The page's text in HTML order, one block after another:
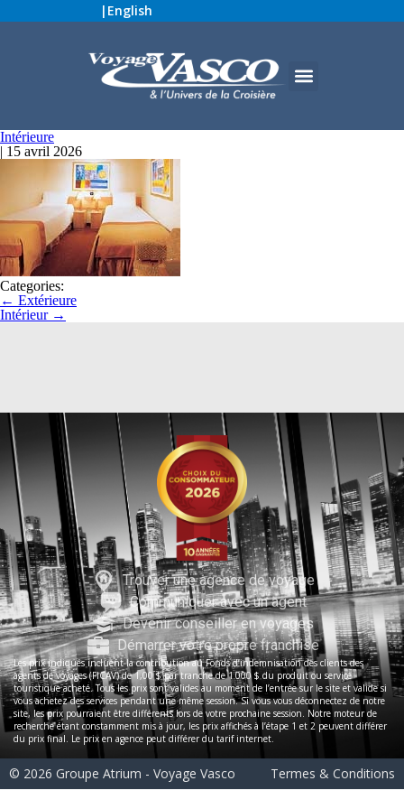
| English
Intérieure
| 15 avril 2026
Categories:
← Extérieure
Intérieur →
Trouver une agence de voyage
Communiquer avec un agent
Devenir conseiller en voyages
Démarrer votre propre franchise
Les prix indiqués incluent la contribution au Fonds d’indemnisation des clients des
agents de voyages (FICAV) de 1,00 $ par tranche de 1 000 $ du produit ou service
touristique acheté. Tous les prix sont valides au moment de l’entrée sur le site et valide si
vous achetez des services pendant une même session. Si vous vous déconnectez de notre
site, les prix pourraient être différents lors de votre prochaine session. Notre moteur de
recherche étant constamment mis à jour, les prix affichés à l’étape 1 et 2 peuvent différer
du prix final. Le prix en agence peut différer du tarif internet.
© 2026 Groupe Atrium - Voyage Vasco Termes & Conditions